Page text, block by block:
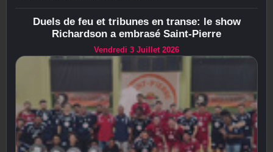
Duels de feu et tribunes en transe: le show
Richardson a embrasé Saint-Pierre
Vendredi 3 Juillet 2026